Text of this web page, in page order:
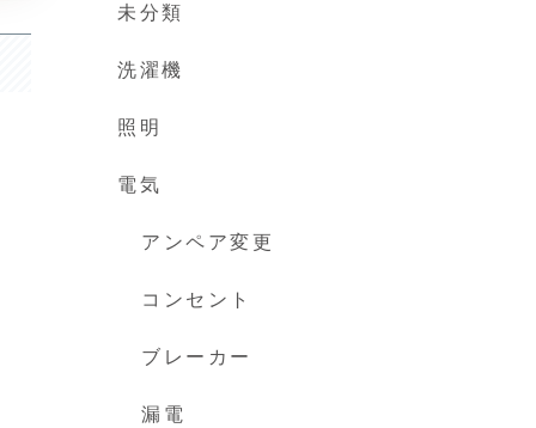
未分類
洗濯機
照明
電気
アンペア変更
コンセント
ブレーカー
漏電